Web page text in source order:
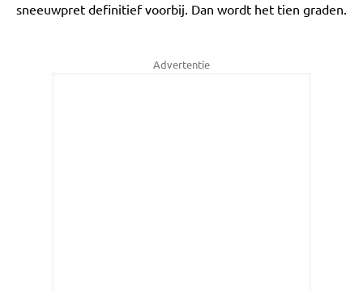
sneeuwpret definitief voorbij. Dan wordt het tien graden.
Advertentie